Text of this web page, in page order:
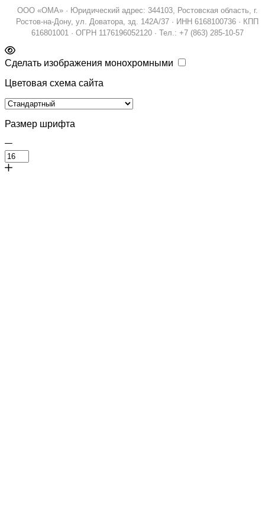
ООО «ОМА» · Юридический адрес: 344103, Ростовская область, г.
Ростов-на-Дону, ул. Доватора, зд. 142А/37 · ИНН 6168100736 · КПП
616801001 · ОГРН 1176196052120 · Тел.: +7 (863) 285-10-57
Сделать изображения монохромными
Цветовая схема сайта
Размер шрифта